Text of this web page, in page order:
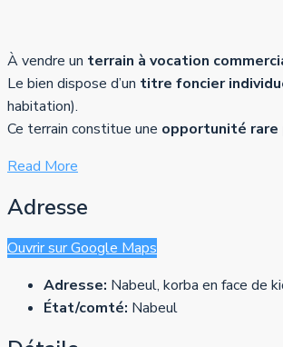
À vendre un terrain à vocation
Le bien dispose d’un titre foncier
habitation).
Ce terrain constitue une opportunité rare
Read More
Adresse
Ouvrir sur Google Maps
Adresse: Nabeul, korba en face de
État/comté: Nabeul